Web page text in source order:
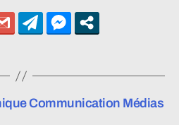
Communication Médias